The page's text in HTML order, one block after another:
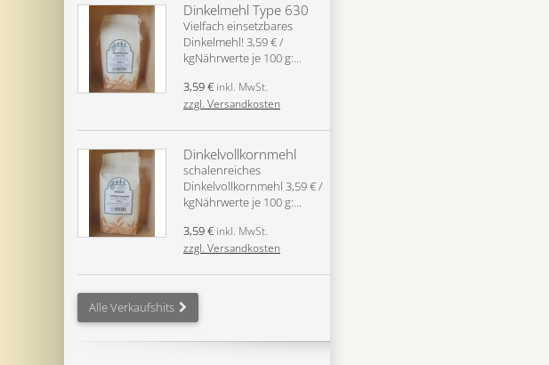
Dinkelmehl Type 630
Vielfach einsetzbares
Dinkelmehl! 3,59 € /
kgNährwerte je 100 g:...
3,59 € inkl. MwSt.
zzgl. Versandkosten
Dinkelvollkornmehl
schalenreiches
Dinkelvollkornmehl 3,59 € /
kgNährwerte je 100 g:...
3,59 € inkl. MwSt.
zzgl. Versandkosten
Alle Verkaufshits